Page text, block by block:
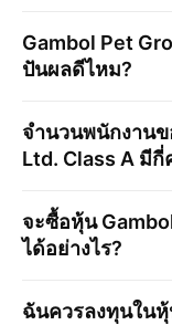
Gambol Pet
ปันผลดีไหม?
จำนวนพนักงานข
Ltd. Class A มีกี่
จะซื้อหุ้น
ได้อย่างไร?
ฉันควรลงทุนใน